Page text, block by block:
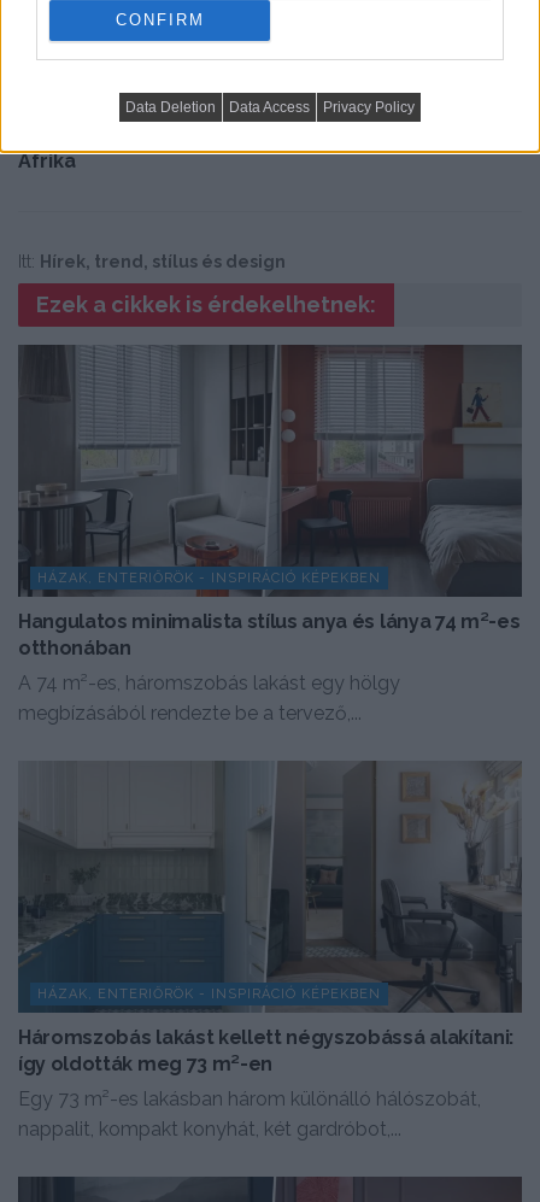
CONFIRM
Data Deletion Data Access Privacy Policy
Homokkő és üveg ékszerdoboz – elegáns, modern
Afrika
Itt: Hírek, trend, stílus és design
Ezek a cikkek is érdekelhetnek:
HÁZAK, ENTERIŐRÖK - INSPIRÁCIÓ KÉPEKBEN
Hangulatos minimalista stílus anya és lánya 74 m²-es
otthonában
A 74 m²-es, háromszobás lakást egy hölgy
megbízásából rendezte be a tervező,...
HÁZAK, ENTERIŐRÖK - INSPIRÁCIÓ KÉPEKBEN
Háromszobás lakást kellett négyszobássá alakítani:
így oldották meg 73 m²-en
Egy 73 m²-es lakásban három különálló hálószobát,
nappalit, kompakt konyhát, két gardróbot,...